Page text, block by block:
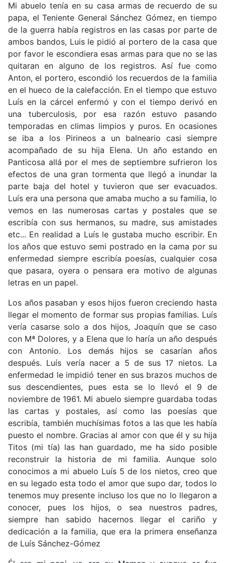
Mi abuelo tenía en su casa armas de recuerdo de su
papa, el Teniente General Sánchez Gómez, en tiempo
de la guerra había registros en las casas por parte de
ambos bandos, Luis le pidió al portero de la casa que
por favor le escondiera esas armas para que no se las
quitaran en alguno de los registros. Así fue como
Anton, el portero, escondió los recuerdos de la familia
en el hueco de la calefacción. En el tiempo que estuvo
Luís en la cárcel enfermó y con el tiempo derivó en
una tuberculosis, por esa razón estuvo pasando
temporadas en climas limpios y puros. En ocasiones
se iba a los Pirineos a un balneario casi siempre
acompañado de su hija Elena. Un año estando en
Panticosa allá por el mes de septiembre sufrieron los
efectos de una gran tormenta que llegó a inundar la
parte baja del hotel y tuvieron que ser evacuados.
Luís era una persona que amaba mucho a su familia, lo
vemos en las numerosas cartas y postales que se
escribía con sus hermanos, su madre, sus amistades
etc... En realidad a Luís le gustaba mucho escribir. En
los años que estuvo semi postrado en la cama por su
enfermedad siempre escribía poesías, cualquier cosa
que pasara, oyera o pensara era motivo de algunas
letras en un papel.
Los años pasaban y esos hijos fueron creciendo hasta
llegar el momento de formar sus propias familias. Luís
vería casarse solo a dos hijos, Joaquín que se caso
con Mª Dolores, y a Elena que lo haría un año después
con Antonio. Los demás hijos se casarían años
después. Luís vería nacer a 5 de sus 17 nietos. La
enfermedad le impidió tener en sus brazos muchos de
sus descendientes, pues esta se lo llevó el 9 de
noviembre de 1961. Mi abuelo siempre guardaba todas
las cartas y postales, así como las poesías que
escribía, también muchísimas fotos a las que les había
puesto el nombre. Gracias al amor con que él y su hija
Titos (mi tía) las han guardado, me ha sido posible
reconstruir la historia de mi familia. Aunque solo
conocimos a mi abuelo Luís 5 de los nietos, creo que
en su legado esta todo el amor que supo dar, todos lo
tenemos muy presente incluso los que no lo llegaron a
conocer, pues los hijos, o sea nuestros padres,
siempre han sabido hacernos llegar el cariño y
dedicación a la familia, que era la primera enseñanza
de Luís Sánchez-Gómez